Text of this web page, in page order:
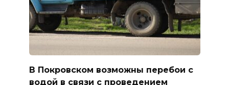
В Покровском возможны перебои с
водой в связи с проведением